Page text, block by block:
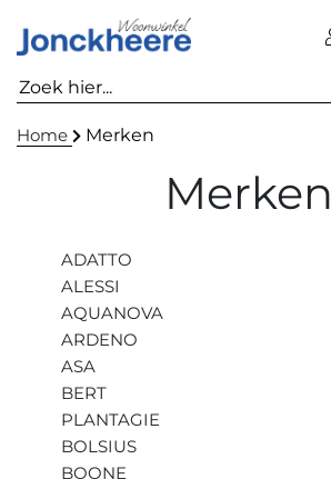
Home Merken
Merken
ADATTO
ALESSI
AQUANOVA
ARDENO
ASA
BERT
PLANTAGIE
BOLSIUS
BOONE